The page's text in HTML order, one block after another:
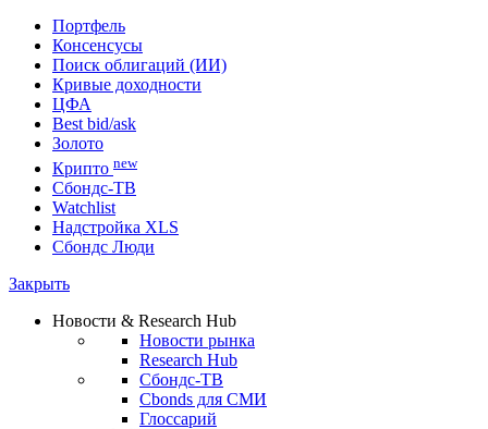
Портфель
Консенсусы
Поиск облигаций (ИИ)
Кривые доходности
ЦФА
Best bid/ask
Золото
Крипто new
Сбондс-ТВ
Watchlist
Надстройка XLS
Сбондс Люди
Закрыть
Новости & Research Hub
Новости рынка
Research Hub
Сбондс-ТВ
Cbonds для СМИ
Глоссарий